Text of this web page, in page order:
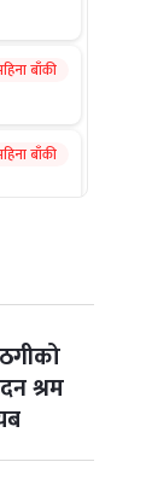
बाँकी
बाँकी
बाँकी
श्रम